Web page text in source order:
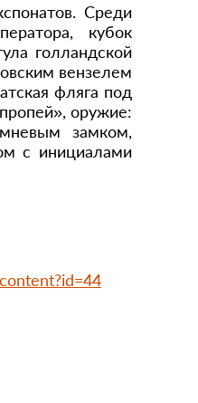
Среди
кубок
голландской
вензелем
фляга под
оружие:
замком,
с инициалами